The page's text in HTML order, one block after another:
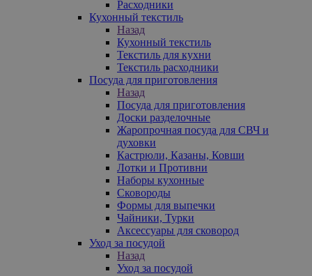
Расходники
Кухонный текстиль
Назад
Кухонный текстиль
Текстиль для кухни
Текстиль расходники
Посуда для приготовления
Назад
Посуда для приготовления
Доски разделочные
Жаропрочная посуда для СВЧ и
духовки
Кастрюли, Казаны, Ковши
Лотки и Противни
Наборы кухонные
Сковороды
Формы для выпечки
Чайники, Турки
Аксессуары для сковород
Уход за посудой
Назад
Уход за посудой